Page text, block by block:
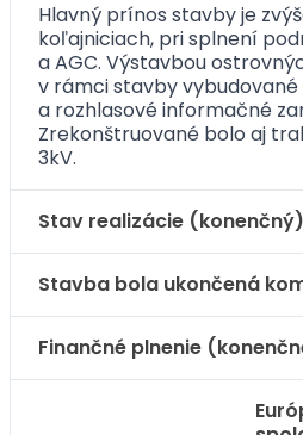
Hlavný prínos stavby je
koľajniciach, pri splnení
a AGC. Výstavbou
v rámci stavby vybudované
a rozhlasové informačné
Zrekonštruované bolo aj
3kV.
Stav realizácie (konenčný)
Stavba bola ukončená
Finančné plnenie